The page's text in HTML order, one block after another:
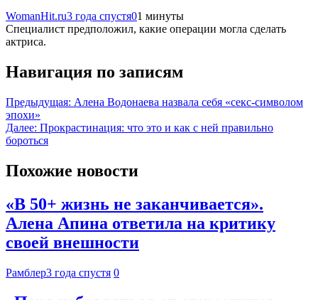
WomanHit.ru3 года спустя01 минуты
Специалист предположил, какие операции могла сделать
актриса.
Навигация по записям
Предыдущая: Алена Водонаева назвала себя «секс-символом
эпохи»
Далее: Прокрастинация: что это и как с ней правильно
бороться
Похожие новости
«В 50+ жизнь не заканчивается».
Алена Апина ответила на критику
своей внешности
Рамблер3 года спустя 0